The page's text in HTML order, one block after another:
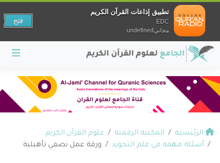
الرئيسية المكتبة الرقمية
علوم القرآن الكريم
أسئلة مهمة في علم التجويد
ورقة عمل نصفي تأهيلية
تطبيق إذاعات القرآن الكريم
EDC
مجانيundefined
فتح